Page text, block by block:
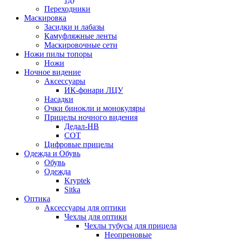
Переходники
Маскировка
Засидки и лабазы
Камуфляжные ленты
Маскировочные сети
Ножи пилы топоры
Ножи
Ночное видение
Аксессуары
ИК-фонари ЛЦУ
Насадки
Очки бинокли и монокуляры
Прицелы ночного видения
Дедал-НВ
СОТ
Цифровые прицелы
Одежда и Обувь
Обувь
Одежда
Kryptek
Sitka
Оптика
Аксессуары для оптики
Чехлы для оптики
Чехлы тубусы для прицела
Неопреновые